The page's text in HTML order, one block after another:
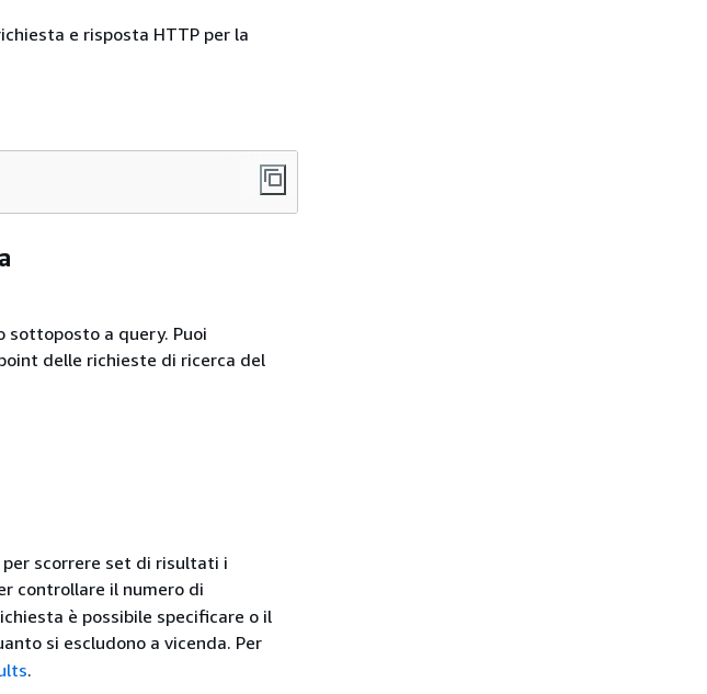
e risposta HTTP per la
sottoposto a query. Puoi
delle richieste di ricerca del
per scorrere set di risultati i
controllare il numero di
è possibile specificare o il
si escludono a vicenda. Per
.